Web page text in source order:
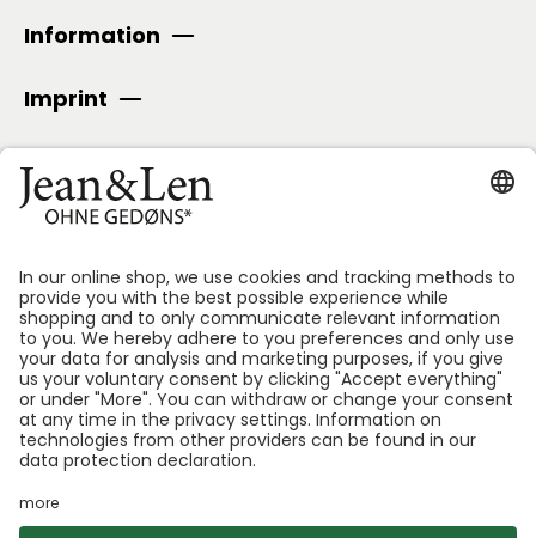
Information
Imprint
SECURE PAYMENT
Follow us:
*GEDØNS = Ingredients that Len personally likes to
avoid. We specify which ones for each product.